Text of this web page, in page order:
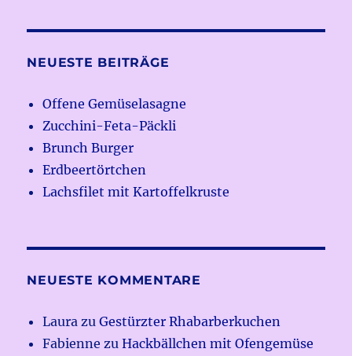
NEUESTE BEITRÄGE
Offene Gemüselasagne
Zucchini-Feta-Päckli
Brunch Burger
Erdbeertörtchen
Lachsfilet mit Kartoffelkruste
NEUESTE KOMMENTARE
Laura zuGestürzter Rhabarberkuchen
Fabienne zuHackbällchen mit Ofengemüse